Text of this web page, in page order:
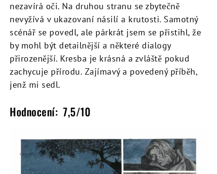
nezavírá oči. Na druhou stranu se zbytečně
nevyžívá v ukazovaní násilí a krutosti. Samotný
scénář se povedl, ale párkrát jsem se přistihl, že
by mohl být detailnější a některé dialogy
přirozenější. Kresba je krásná a zvláště pokud
zachycuje přírodu. Zajímavý a povedený příběh,
jenž mi sedl.
Hodnocení: 7,5/10